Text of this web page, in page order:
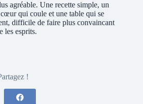
agréable. Une recette simple, un
qui coule et une table qui se
difficile de faire plus convaincant
les esprits.
!